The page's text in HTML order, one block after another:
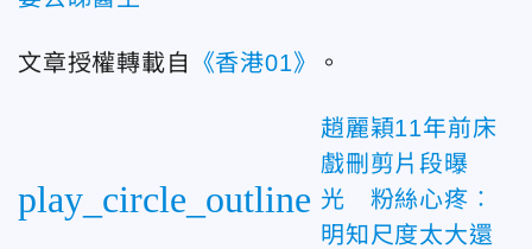
文章授權轉載自 《香港01》 。
play_circle_outline
趙麗穎11年前床
戲刪剪片段曝
光 粉絲心疼︰
明知尺度太大還